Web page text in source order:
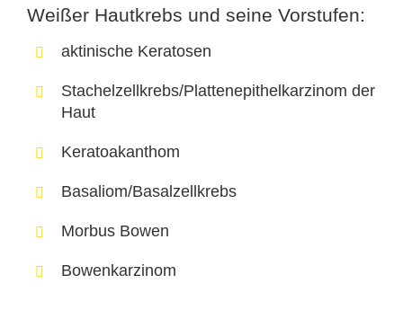
Weißer Hautkrebs und seine Vorstufen:
aktinische Keratosen
Stachelzellkrebs/Plattenepithelkarzinom der
Haut
Keratoakanthom
Basaliom/Basalzellkrebs
Morbus Bowen
Bowenkarzinom